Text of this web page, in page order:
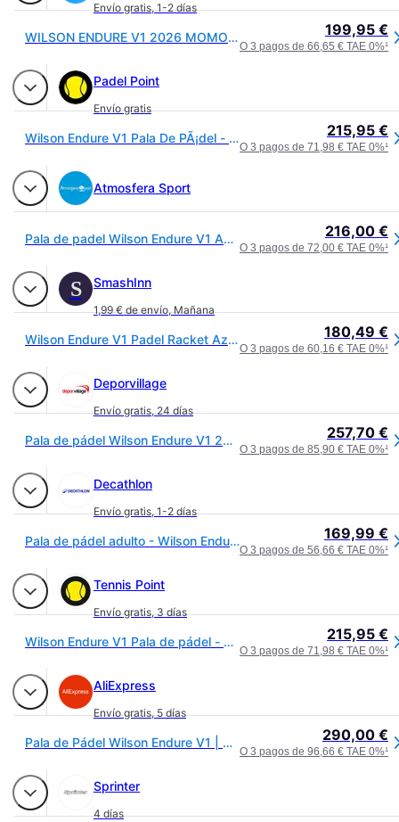
Envío gratis,1-2 días
WILSON ENDURE V1 2026 MOMO GONZALEZ (Pala) 199,95 €
O 3 pagos de 66,65 € TAE 0%¹
Padel Point
Envío gratis
Wilson Endure V1 Pala De PÃ¡del - azul 215,95 €
O 3 pagos de 71,98 € TAE 0%¹
Atmosfera Sport
Pala de padel Wilson Endure V1 Azul/Negro - Multicolor - 2 216,00 €
O 3 pagos de 72,00 € TAE 0%¹
S SmashInn
1,99 € de envío,Mañana
Wilson Endure V1 Padel Racket Azul 2 180,49 €
O 3 pagos de 60,16 € TAE 0%¹
Deporvillage
Envío gratis,24 días
Pala de pádel Wilson Endure V1 2026 azul oscuro negro celeste - Blue 257,70 €
O 3 pagos de 85,90 € TAE 0%¹
Decathlon
Envío gratis,1-2 días
Pala de pádel adulto - Wilson Endure V1 169,99 €
O 3 pagos de 56,66 € TAE 0%¹
Tennis Point
Envío gratis,3 días
Wilson Endure V1 Pala de pádel - azul 215,95 €
O 3 pagos de 71,98 € TAE 0%¹
AliExpress
Envío gratis,5 días
Pala de Pádel Wilson Endure V1 | Modelos PRO, V1 y LS | Control, Potencia y Manejabilidad | Nivel Avanzado y Profesional 290,00 €
O 3 pagos de 96,66 € TAE 0%¹
Sprinter
4 días